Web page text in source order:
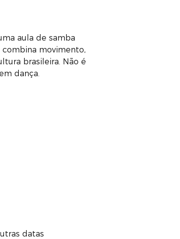
aula de samba
combina movimento,
brasileira. Não é
dança.
datas